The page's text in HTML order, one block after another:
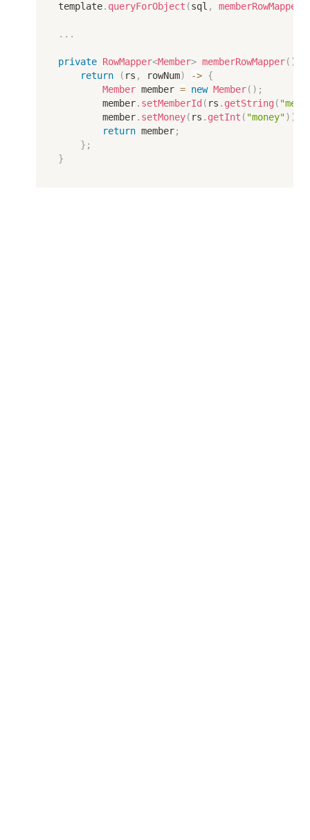
template. queryForObject (sql , memberRowMapper
. . .
private RowMapper<Member> memberRowMapper( )
return
( rs , rowNum) -> {
Member member = new Member( ) ;
        member
. setMemberId ( rs . getString (
        member
. setMoney( rs . getInt ( "money") )
return member;
} ;
}